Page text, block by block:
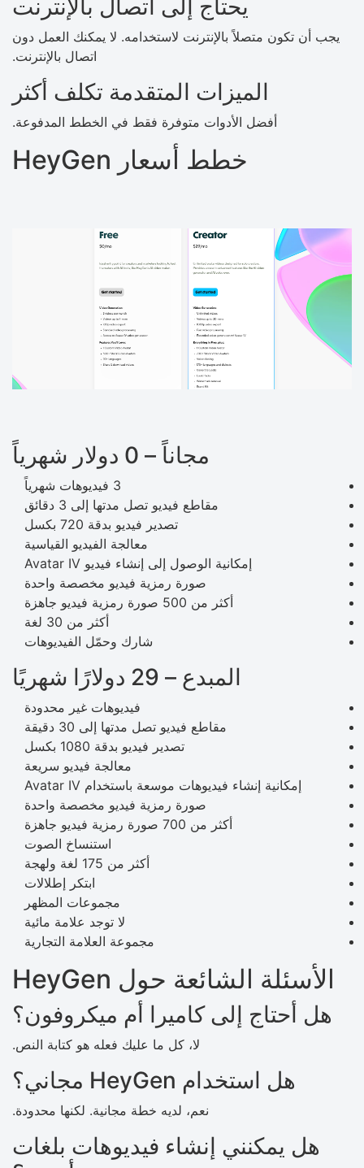
يحتاج إلى اتصال بالإنترنت
يجب أن تكون متصلاً بالإنترنت لاستخدامه. لا يمكنك العمل دون
اتصال بالإنترنت.
الميزات المتقدمة تكلف أكثر
أفضل الأدوات متوفرة فقط في الخطط المدفوعة.
خطط أسعار HeyGen
مجاناً – 0 دولار شهرياً
3 فيديوهات شهرياً
مقاطع فيديو تصل مدتها إلى 3 دقائق
تصدير فيديو بدقة 720 بكسل
معالجة الفيديو القياسية
إمكانية الوصول إلى إنشاء فيديو Avatar IV
صورة رمزية فيديو مخصصة واحدة
أكثر من 500 صورة رمزية فيديو جاهزة
أكثر من 30 لغة
شارك وحمّل الفيديوهات
المبدع – 29 دولارًا شهريًا
فيديوهات غير محدودة
مقاطع فيديو تصل مدتها إلى 30 دقيقة
تصدير فيديو بدقة 1080 بكسل
معالجة فيديو سريعة
إمكانية إنشاء فيديوهات موسعة باستخدام Avatar IV
صورة رمزية فيديو مخصصة واحدة
أكثر من 700 صورة رمزية فيديو جاهزة
استنساخ الصوت
أكثر من 175 لغة ولهجة
ابتكر إطلالات
مجموعات المظهر
لا توجد علامة مائية
مجموعة العلامة التجارية
الأسئلة الشائعة حول HeyGen
هل أحتاج إلى كاميرا أم ميكروفون؟
لا، كل ما عليك فعله هو كتابة النص.
هل استخدام HeyGen مجاني؟
نعم، لديه خطة مجانية. لكنها محدودة.
هل يمكنني إنشاء فيديوهات بلغات